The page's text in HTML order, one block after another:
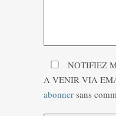
NOTIFIEZ
A VENIR VIA
abonner sans